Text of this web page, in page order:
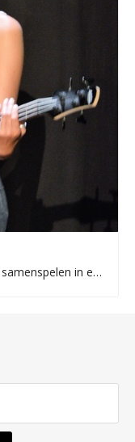
Maak je muzieklessen compleet met samenspelen in een band.